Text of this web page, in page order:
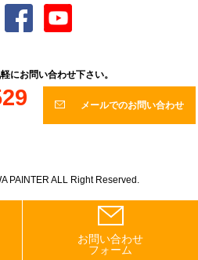
にお問い合わせ下さい。
メールでのお問い合わせ
PAINTER ALL Right Reserved.
お問い合わせ
フォーム